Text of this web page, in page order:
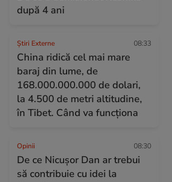
după 4 ani
Știri Externe 08:33
China ridică cel mai mare
baraj din lume, de
168.000.000.000 de dolari,
la 4.500 de metri altitudine,
în Tibet. Când va funcționa
Opinii 08:30
De ce Nicușor Dan ar trebui
să contribuie cu idei la